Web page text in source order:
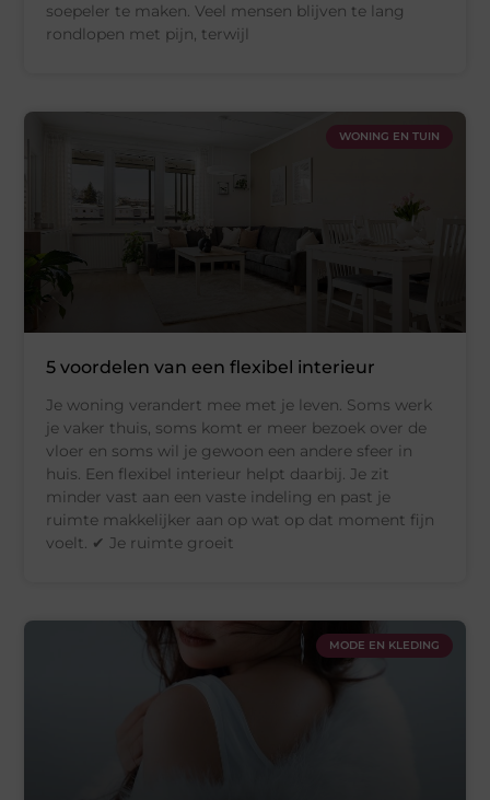
soepeler te maken. Veel mensen blijven te lang
rondlopen met pijn, terwijl
WONING EN TUIN
5 voordelen van een flexibel interieur
Je woning verandert mee met je leven. Soms werk
je vaker thuis, soms komt er meer bezoek over de
vloer en soms wil je gewoon een andere sfeer in
huis. Een flexibel interieur helpt daarbij. Je zit
minder vast aan een vaste indeling en past je
ruimte makkelijker aan op wat op dat moment fijn
voelt. ✔ Je ruimte groeit
MODE EN KLEDING